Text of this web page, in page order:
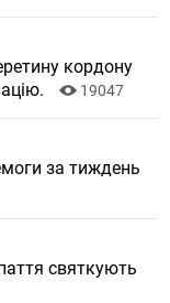
кордону
19047
за тиждень
святкують